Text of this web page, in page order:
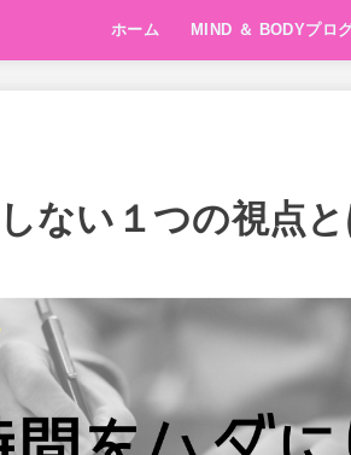
ホーム MIND ＆ BODYプロ
ない１つの視点と